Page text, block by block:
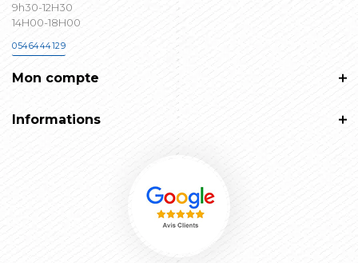
9h30-12H30
14H00-18H00
0546444129
Mon compte
Informations